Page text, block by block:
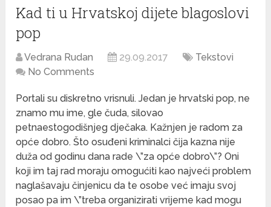
Kad ti u Hrvatskoj dijete blagoslovi
pop
Vedrana Rudan 29.09.2017
Tekstovi
No Comments
Portali su diskretno vrisnuli. Jedan je hrvatski pop, ne
znamo mu ime, gle čuda, silovao
petnaestogodišnjeg dječaka. Kažnjen je radom za
opće dobro. Što osuđeni kriminalci čija kazna nije
duža od godinu dana rade \”za opće dobro\”?Oni
koji im taj rad moraju omogućiti kao najveći problem
naglašavaju činjenicu da te osobe već imaju svoj
posao pa im \”treba organizirati vrijeme kad mogu